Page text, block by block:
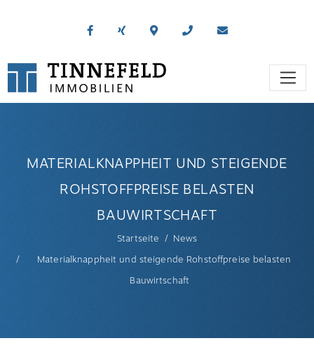
MATERIALKNAPPHEIT UND STEIGENDE
ROHSTOFFPREISE BELASTEN
BAUWIRTSCHAFT
Startseite
News
Materialknappheit und steigende Rohstoffpreise belasten
Bauwirtschaft